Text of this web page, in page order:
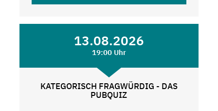
13.08.2026
19:00 Uhr
KATEGORISCH FRAGWÜRDIG - DAS
PUBQUIZ